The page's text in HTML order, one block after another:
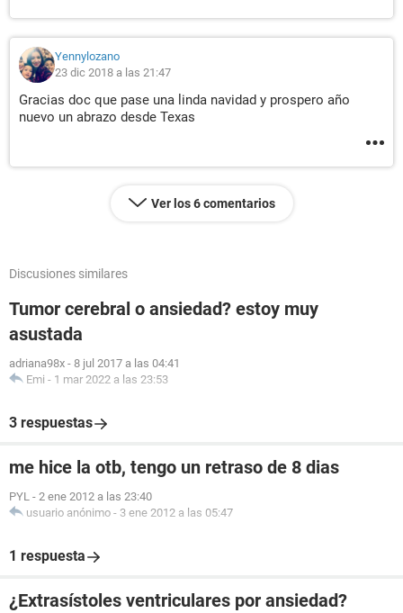
Yennylozano
23 dic 2018 a las 21:47
Gracias doc que pase una linda navidad y prospero año
nuevo un abrazo desde Texas
Ver los 6 comentarios
Discusiones similares
Tumor cerebral o ansiedad? estoy muy
asustada
adriana98x - 8 jul 2017 a las 04:41
Emi - 1 mar 2022 a las 23:53
3 respuestas
me hice la otb, tengo un retraso de 8 dias
PYL - 2 ene 2012 a las 23:40
usuario anónimo - 3 ene 2012 a las 05:47
1 respuesta
¿Extrasístoles ventriculares por ansiedad?